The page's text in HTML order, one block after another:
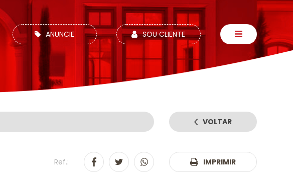
ANUNCIE SOU CLIENTE
VOLTAR
Ref.:
IMPRIMIR